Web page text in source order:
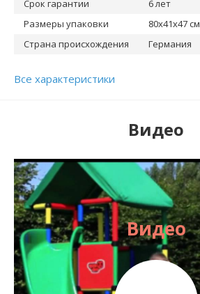
Срок гарантии
6 лет
Размеры упаковки
80х41х47 см
Страна происхождения
Германия
Все характеристики
Видео
Видео